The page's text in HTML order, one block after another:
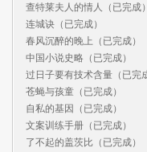
查特莱夫人的情人（已完成）
连城诀（已完成）
春风沉醉的晚上（已完成）
中国小说史略（已完成）
过日子要有技术含量（已完
苍蝇与孩童（已完成）
自私的基因（已完成）
文案训练手册（已完成）
了不起的盖茨比（已完成）